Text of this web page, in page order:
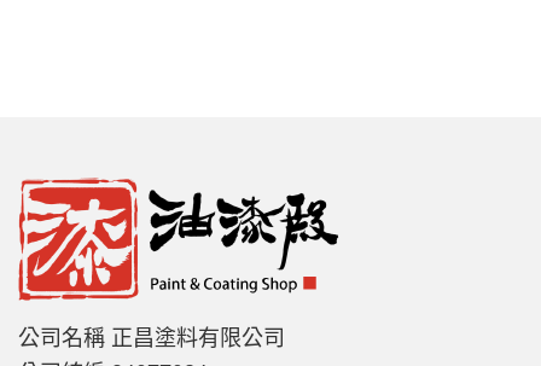
公司名稱 正昌塗料有限公司